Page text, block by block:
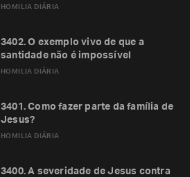
HOMILIA DIÁRIA
HOMILIA DIÁRIA
3402. O exemplo vivo de que a
santidade não é impossível
HOMILIA DIÁRIA
3401. Como fazer parte da família de
Jesus?
3400. A severidade de Jesus contra